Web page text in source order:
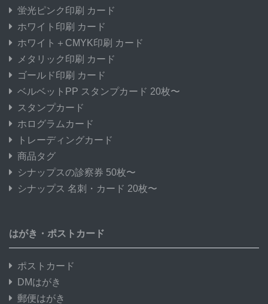
蛍光ピンク印刷 カード
ホワイト印刷 カード
ホワイト＋CMYK印刷 カード
メタリック印刷 カード
ゴールド印刷 カード
ベルベットPP スタンプカード 20枚〜
スタンプカード
ホログラムカード
トレーディングカード
商品タグ
シナップスの診察券 50枚〜
シナップス 名刺・カード 20枚〜
はがき・ポストカード
ポストカード
DMはがき
郵便はがき